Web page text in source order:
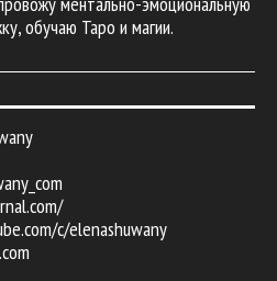
обучаю Таро и магии.
c/elenashuwany